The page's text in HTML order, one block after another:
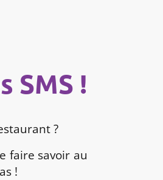
SMS !
?
faire savoir au
!